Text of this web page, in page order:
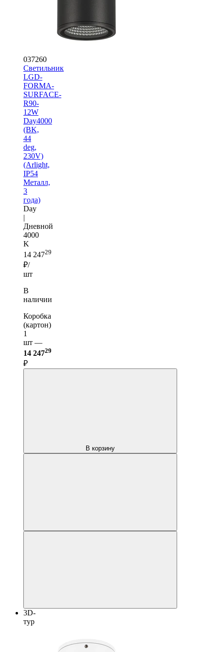
037260
Светильник
LGD-
FORMA-
SURFACE-
R90-
12W
Day4000
(BK,
44
deg,
230V)
(Arlight,
IP54
Металл,
3
года)
Day
|
Дневной
4000
K
14 24729
₽/
шт
В
наличии
Коробка
(картон)
1
шт —
14 24729
₽
В корзину
3D-
тур